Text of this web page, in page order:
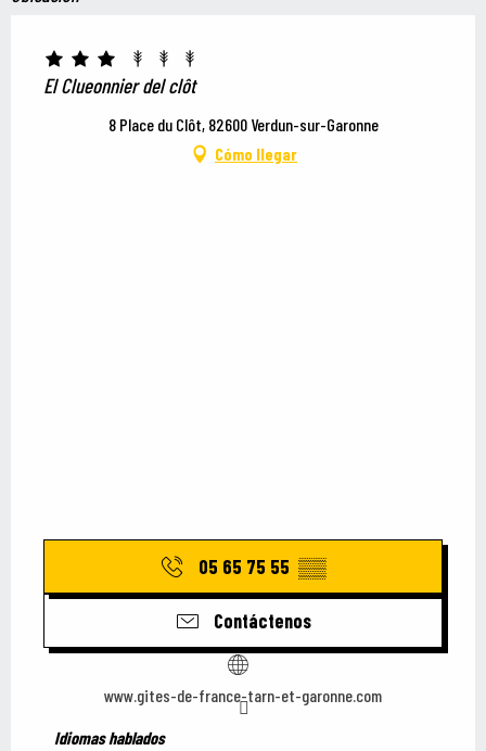
El Clueonnier del clôt
8 Place du Clôt, 82600 Verdun-sur-Garonne
Cómo llegar
05 65 75 55 ▒▒
Contáctenos
www.gites-de-france-tarn-et-garonne.com
Idiomas hablados
Idiomas hablados